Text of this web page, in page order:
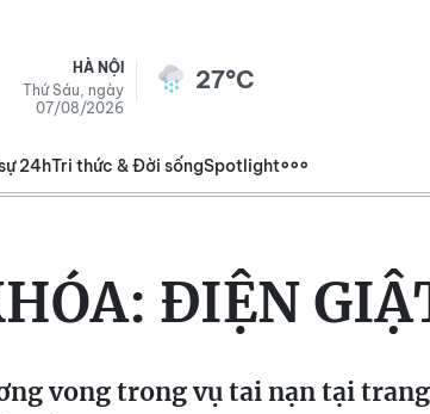
HÀ NỘI
Thứ Sáu, ngày
07/08/2026
27°C
24hTri thức & Đời sốngSpotlight
ĐIỆN
vong trong vụ tai nạn tại trang